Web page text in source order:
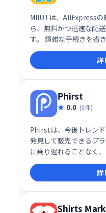
MIIUTは、AliExpressの
ら、無料かつ迅速な配
す。 煩雑な手続きを省
に入れられます。
ズで効率的にする、信
MIIUTをご活用ください
詳
Phirst
0.0 (0件)
Phirstは、今後トレン
発見して販売できるプ
に乗り遅れることなく
スをつかむことができ
詳
Shirts Mark